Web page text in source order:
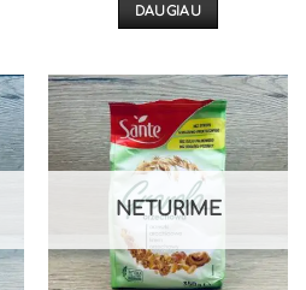
DAUGIAU
NETURIME